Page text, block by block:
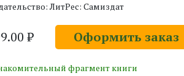
ЛитРес: Самиздат
₽ Оформить заказ
фрагмент книги